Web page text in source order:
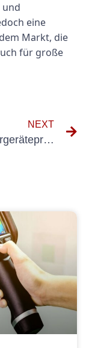
und
eine
Markt, die
für große
NEXT
feuerwehrgeräteprüfung